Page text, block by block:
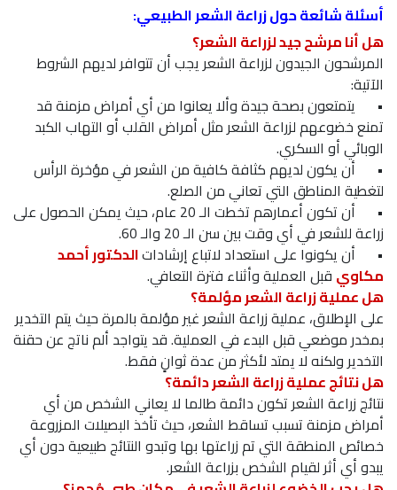
أسئلة شائعة حول زراعة الشعر الطبيعي:
هل أنا مرشح جيد لزراعة الشعر؟
المرشحون الجيدون لزراعة الشعر يجب أن تتوافر لديهم الشروط
الآتية:
•
يتمتعون بصحة جيدة وألا يعانوا من أي أمراض مزمنة قد
تمنع خضوعهم لزراعة الشعر مثل أمراض القلب أو التهاب الكبد
الوبائي أو السكري.
•
أن يكون لديهم كثافة كافية من الشعر في مؤخرة الرأس
لتغطية المناطق التي تعاني من الصلع.
•
أن تكون أعمارهم تخطت الـ 20 عام، حيث يمكن الحصول على
زراعة للشعر في أي وقت بين سن الـ 20 والـ 60.
•
أن يكونوا على استعداد لاتباع إرشاداتالدكتور أحمد
مكاوي قبل العملية وأثناء فترة التعافي.
هل عملية زراعة الشعر مؤلمة؟
على الإطلاق، عملية زراعة الشعر غير مؤلمة بالمرة حيث يتم التخدير
بمخدر موضعي قبل البدء في العملية. قد يتواجد ألم ناتج عن حقنة
التخدير ولكنه لا يمتد لأكثر من عدة ثوانٍ فقط.
هل نتائج عملية زراعة الشعر دائمة؟
نتائج زراعة الشعر تكون دائمة طالما لا يعاني الشخص من أي
أمراض مزمنة تسبب تساقط الشعر، حيث تأخذ البصيلات المزروعة
خصائص المنطقة التي تم زراعتها بها وتبدو النتائج طبيعية دون أي
يبدو أي أثر لقيام الشخص بزراعة الشعر.